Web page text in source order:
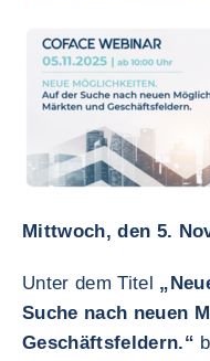
Mittwoch, den 5.
Unter dem Titel
Suche nach neuen
Geschäftsfeldern.“